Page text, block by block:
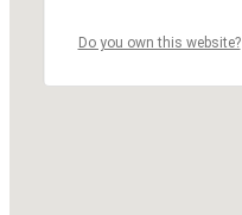
Do you own this website?